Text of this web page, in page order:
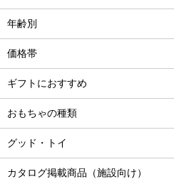
年齢別
価格帯
ギフトにおすすめ
おもちゃの種類
グッド・トイ
カタログ掲載商品（施設向け）